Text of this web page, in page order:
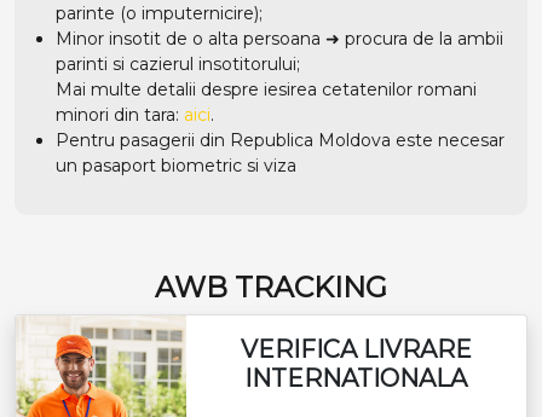
parinte (o imputernicire);
Minor insotit de o alta persoana ➜ procura de la ambii
parinti si cazierul insotitorului;
Mai multe detalii despre iesirea cetatenilor romani
minori din tara: aici.
Pentru pasagerii din Republica Moldova este necesar
un pasaport biometric si viza
AWB TRACKING
VERIFICA LIVRARE
INTERNATIONALA